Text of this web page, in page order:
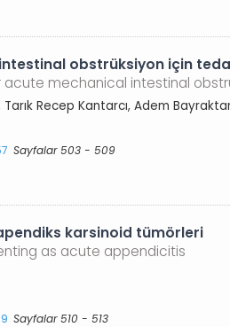
obstrüksiyon için
mechanical intestinal
Tarık Recep Kantarcı, Adem
Sayfalar 503 - 509
karsinoid tümörleri
as acute appendicitis
Sayfalar 510 - 513